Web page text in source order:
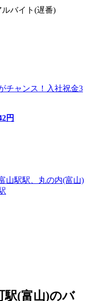
バイト(遅番)
チャンス！入社祝金3
円
山駅駅、丸の内(富山)
駅(富山)のバ